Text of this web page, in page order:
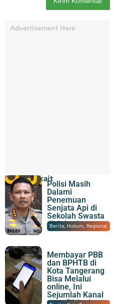
Advertisement Here
Topik Terkait
Polisi Masih
Dalami
Penemuan
Senjata Api di
Sekolah Swasta
di Jaksel
07/08/2026|22:07
Berita,Hukum,Regional
Membayar PBB
dan BPHTB di
Kota Tangerang
Bisa Melalui
online, Ini
Sejumlah Kanal